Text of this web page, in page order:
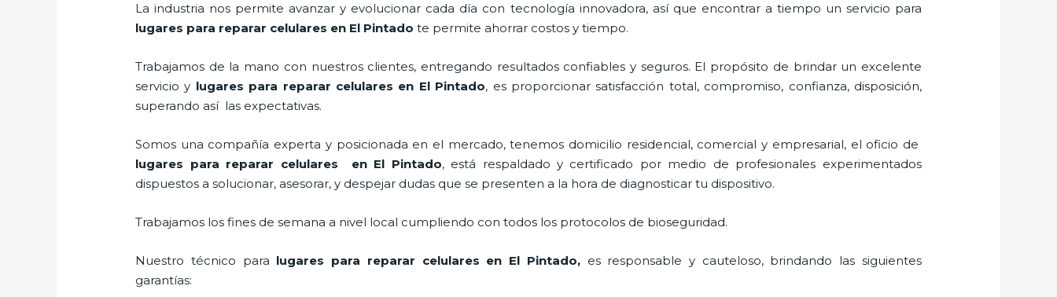
La industria nos permite avanzar y evolucionar cada día con tecnología innovadora, así que encontrar a tiempo un servicio para
lugares para reparar celulares en El Pintado te permite ahorrar costos y tiempo.
Trabajamos de la mano con nuestros clientes, entregando resultados confiables y seguros. El propósito de brindar un excelente
servicio y lugares para reparar celulares en El Pintado, es proporcionar satisfacción total, compromiso, confianza, disposición,
superando así las expectativas.
Somos una compañía experta y posicionada en el mercado, tenemos domicilio residencial, comercial y empresarial, el oficio de
lugares para reparar celulares en El Pintado, está respaldado y certificado por medio de profesionales experimentados
dispuestos a solucionar, asesorar, y despejar dudas que se presenten a la hora de diagnosticar tu dispositivo.
Trabajamos los fines de semana a nivel local cumpliendo con todos los protocolos de bioseguridad.
Nuestro técnico para lugares para reparar celulares en El Pintado, es responsable y cauteloso, brindando las siguientes
garantías: